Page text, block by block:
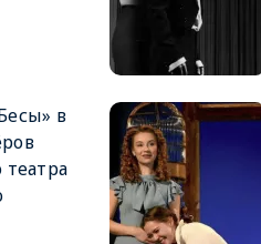
в
театра